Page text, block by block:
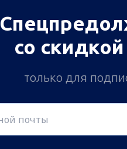
со скидкой
только для